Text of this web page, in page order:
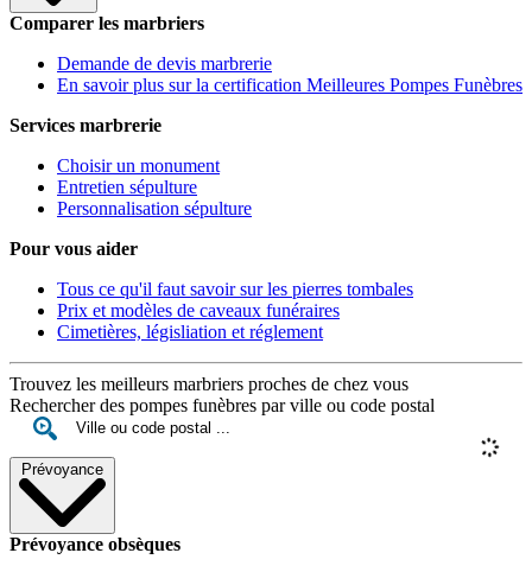
Comparer les marbriers
Demande de devis marbrerie
En savoir plus sur la certification Meilleures Pompes Funèbres
Services marbrerie
Choisir un monument
Entretien sépulture
Personnalisation sépulture
Pour vous aider
Tous ce qu'il faut savoir sur les pierres tombales
Prix et modèles de caveaux funéraires
Cimetières, législiation et réglement
Trouvez les meilleurs marbriers proches de chez vous
Rechercher des pompes funèbres par ville ou code postal
Prévoyance
Prévoyance obsèques